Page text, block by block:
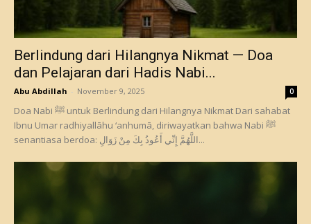
Berlindung dari Hilangnya Nikmat — Doa
dan Pelajaran dari Hadis Nabi...
Abu Abdillah - November 9, 2025 0
Doa Nabi ﷺ untuk Berlindung dari Hilangnya Nikmat Dari sahabat
Ibnu Umar radhiyallāhu ‘anhumā, diriwayatkan bahwa Nabi ﷺ
senantiasa berdoa: اللَّهُمَّ إِنِّي أَعُوذُ بِكَ مِنْ زَوَالِ...